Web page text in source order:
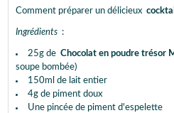
Comment préparer un délicieux
Ingrédients :
25g de Chocolat en poudre trésor
soupe bombée)
150ml de lait entier
4g de piment doux
Une pincée de piment d'espelette